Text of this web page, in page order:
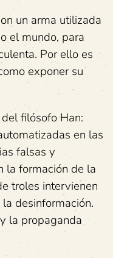
un arma utilizada
el mundo, para
Por ello es
exponer su
filósofo Han:
en las
falsas y
la formación de la
troles intervienen
desinformación.
la propaganda